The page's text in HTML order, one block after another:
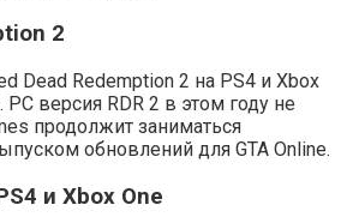
2
Dead Redemption 2 на PS4 и Xbox
PC версия RDR 2 в этом году не
продолжит заниматься
обновлений для GTA Online.
и Xbox One